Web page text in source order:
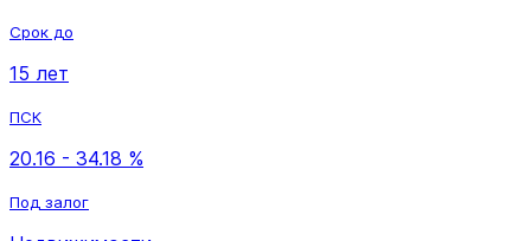
Срок до
15 лет
ПСК
20.16 - 34.18 %
Под залог